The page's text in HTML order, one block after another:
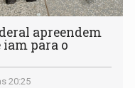
apreendem
iam para o
20:25